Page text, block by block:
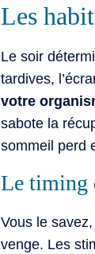
Les
Le soir
tardives,
votre
sabote la
sommeil perd
Le timing
Vous le
venge. Les